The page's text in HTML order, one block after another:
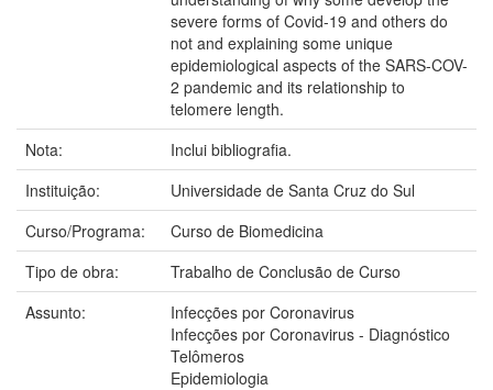
severe forms of Covid-19 and others do
not and explaining some unique
epidemiological aspects of the SARS-COV-
2 pandemic and its relationship to
telomere length.
Nota:
Inclui bibliografia.
Instituição:
Universidade de Santa Cruz do Sul
Curso/Programa:
Curso de Biomedicina
Tipo de obra:
Trabalho de Conclusão de Curso
Assunto:
Infecções por Coronavirus
Infecções por Coronavirus - Diagnóstico
Telômeros
Epidemiologia